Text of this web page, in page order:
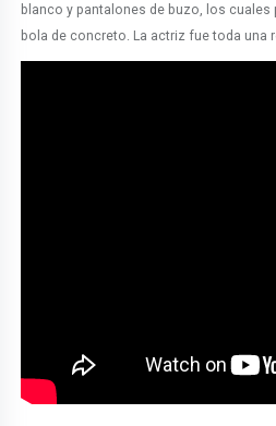
blanco y pantalones de buzo, los cuales
bola de concreto. La actriz fue toda una